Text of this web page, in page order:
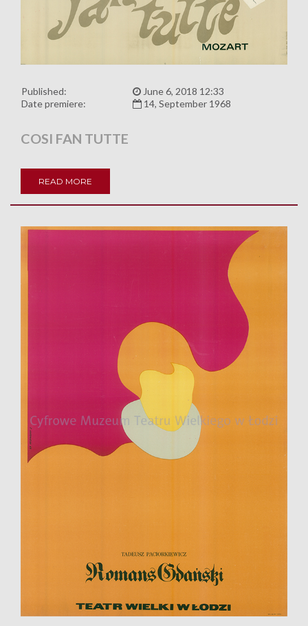
Published:
June 6, 2018 12:33
Date premiere:
14, September 1968
COSI FAN TUTTE
READ MORE